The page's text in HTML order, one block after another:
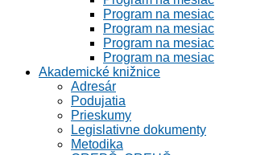
Program na mesiac
Program na mesiac
Program na mesiac
Program na mesiac
Akademické knižnice
Adresár
Podujatia
Prieskumy
Legislativne dokumenty
Metodika